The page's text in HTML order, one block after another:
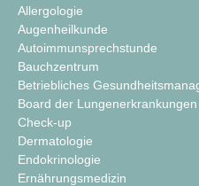
Allergologie
Augenheilkunde
Autoimmunsprechstunde
Bauchzentrum
Betriebliches
Board der Lungenerkrankungen
Check-up
Dermatologie
Endokrinologie
Ernährungsmedizin